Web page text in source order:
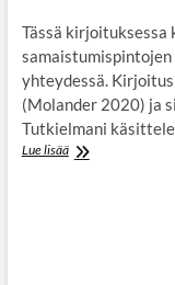
Tässä
yhteydessä.
(Molander 2020) ja
Tutkielmani
Lue lisääKorkeakoulujen